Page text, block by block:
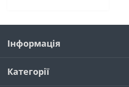
Інформація
Категорії